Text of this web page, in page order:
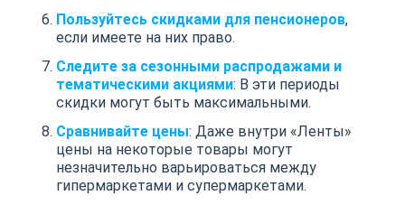
Пользуйтесь скидками для пенсионеров,
если имеете на них право.
Следите за сезонными распродажами и
тематическими акциями: В эти периоды
скидки могут быть максимальными.
Сравнивайте цены: Даже внутри «Ленты»
цены на некоторые товары могут
незначительно варьироваться между
гипермаркетами и супермаркетами.